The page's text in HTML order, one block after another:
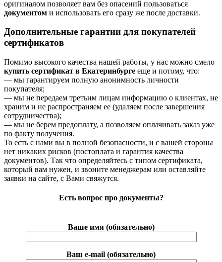
оригиналом позволяет вам без опасений пользоваться
документом и использовать его сразу же после доставки.
Дополнительные гарантии для покупателей
сертификатов
Помимо высокого качества нашей работы, у нас можно смело
купить сертификат в Екатеринбурге еще и потому, что:
— мы гарантируем полную анонимность личности
покупателя;
— мы не передаем третьим лицам информацию о клиентах, не
храним и не распространяем ее (удаляем после завершения
сотрудничества);
— мы не берем предоплату, а позволяем оплачивать заказ уже
по факту получения.
То есть с нами вы в полной безопасности, и с вашей стороны
нет никаких рисков (постоплата и гарантия качества
документов). Так что определяйтесь с типом сертификата,
который вам нужен, и звоните менеджерам или оставляйте
заявки на сайте, с Вами свяжутся.
Есть вопрос про документы?
Ваше имя (обязательно)
Ваш e-mail (обязательно)